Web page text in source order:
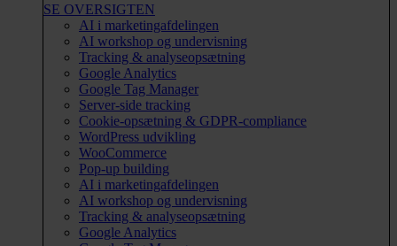
SE OVERSIGTEN
AI i marketingafdelingen
AI workshop og undervisning
Tracking & analyseopsætning
Google Analytics
Google Tag Manager
Server-side tracking
Cookie-opsætning & GDPR-compliance
WordPress udvikling
WooCommerce
Pop-up building
AI i marketingafdelingen
AI workshop og undervisning
Tracking & analyseopsætning
Google Analytics